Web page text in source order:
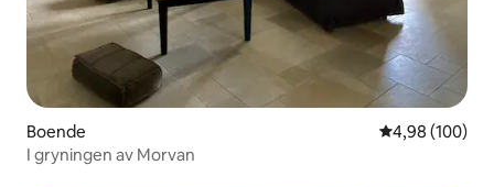
Boende 4,98 av 5 i
4,98 (100)
I gryningen av Morvan